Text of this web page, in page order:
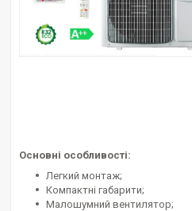
Основні особливості:
Легкий монтаж;
Компактні габарити;
Малошумний вентилятор;